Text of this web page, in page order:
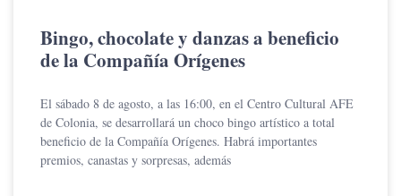
Bingo, chocolate y danzas a beneficio
de la Compañía Orígenes
El sábado 8 de agosto, a las 16:00, en el Centro Cultural AFE
de Colonia, se desarrollará un choco bingo artístico a total
beneficio de la Compañía Orígenes. Habrá importantes
premios, canastas y sorpresas, además